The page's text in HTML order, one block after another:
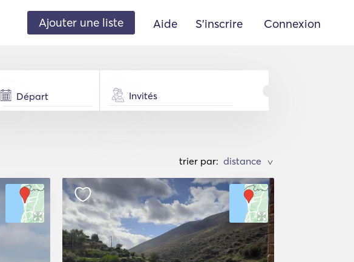
Ajouter une liste Aide S'inscrire Connexion
Invités
trier par: >